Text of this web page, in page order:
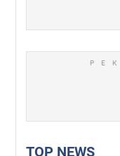
TOP NEWS